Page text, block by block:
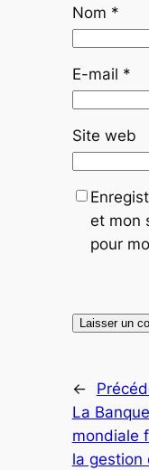
Nom *
E-mail *
Site web
et mon
pour
←
La Banque
mondiale
la gestion